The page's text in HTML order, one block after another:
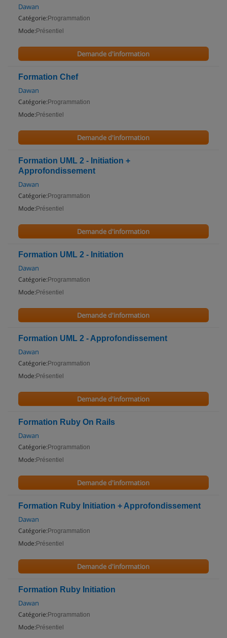
Dawan
Catégorie: Programmation
Mode: Présentiel
Demande d'information
Formation Chef
Dawan
Catégorie: Programmation
Mode: Présentiel
Demande d'information
Formation UML 2 - Initiation +
Approfondissement
Dawan
Catégorie: Programmation
Mode: Présentiel
Demande d'information
Formation UML 2 - Initiation
Dawan
Catégorie: Programmation
Mode: Présentiel
Demande d'information
Formation UML 2 - Approfondissement
Dawan
Catégorie: Programmation
Mode: Présentiel
Demande d'information
Formation Ruby On Rails
Dawan
Catégorie: Programmation
Mode: Présentiel
Demande d'information
Formation Ruby Initiation + Approfondissement
Dawan
Catégorie: Programmation
Mode: Présentiel
Demande d'information
Formation Ruby Initiation
Dawan
Catégorie: Programmation
Mode: Présentiel